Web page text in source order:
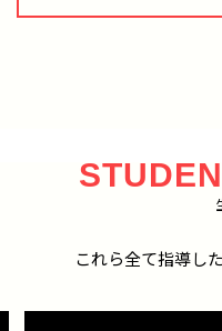
これら全て指導し